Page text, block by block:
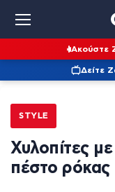
Ακούστε
Δείτε
STYLE
Χυλοπίτες
πέστο ρόκας